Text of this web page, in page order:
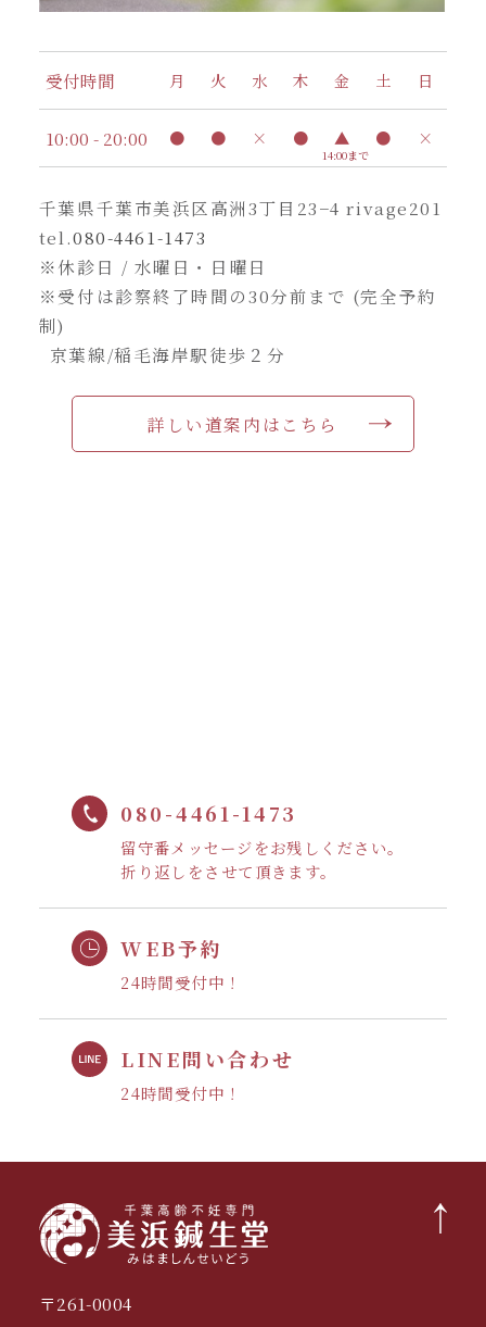
受付時間 月 火 水 木 金 土 日
10:00 - 20:00 ● ● × ● ▲
14:00まで
● ×
千葉県千葉市美浜区高洲3丁目23−4 rivage201
tel.080-4461-1473
※休診日 / 水曜日・日曜日
※受付は診察終了時間の30分前まで (完全予約
制)
京葉線/稲毛海岸駅徒歩２分
詳しい道案内はこちら
080-4461-1473
留守番メッセージをお残しください。
折り返しをさせて頂きます。
WEB予約
24時間受付中！
LINE問い合わせ
24時間受付中！
〒261-0004